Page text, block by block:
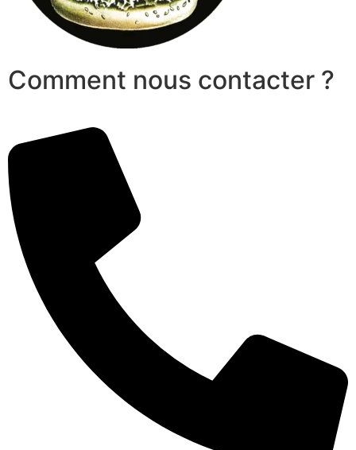
Comment nous contacter ?